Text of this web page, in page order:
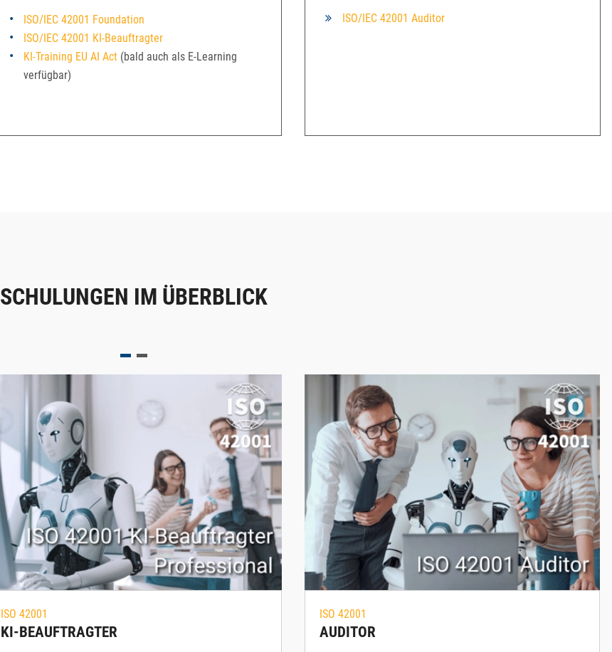
ISO/IEC 42001 Foundation
ISO/IEC 42001 KI-Beauftragter
KI-Training EU AI Act(bald auch als E-Learning
verfügbar)
ISO/IEC 42001 Auditor
SCHULUNGEN IM ÜBERBLICK
ISO 42001
KI-BEAUFTRAGTER
ISO 42001
AUDITOR